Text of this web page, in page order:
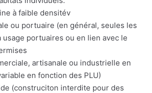
à faible densitév
ou portuaire (en général, seules les
portuaires ou en lien avec le
artisanale ou industrielle en
en fonction des PLU)
(construciton interdite pour des